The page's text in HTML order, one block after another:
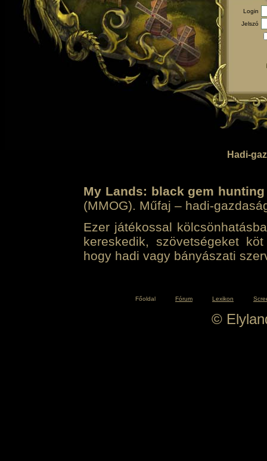
Login
Jelszó
Hadi-
My Lands: black gem hunting
(MMOG). Műfaj – hadi-
Ezer játékossal
kereskedik, szövetségeket
hogy hadi vagy bányászati
Főoldal Fórum Lexikon
©